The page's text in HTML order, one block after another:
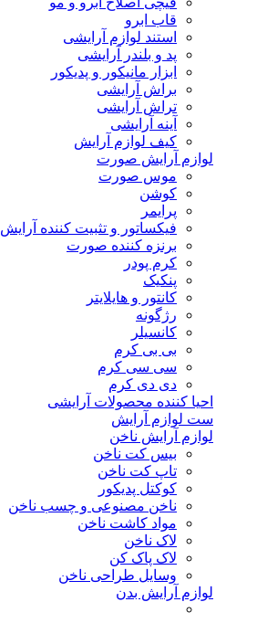
قاب ابرو
استند لوازم آرایشی
پد و بلندر آرایشی
ابزار مانیکور و پدیکور
براش آرایشی
تراش آرایشی
آینه آرایشی
کیف لوازم آرایش
لوازم آرایش صورت
موس صورت
کوشن
پرایمر
فیکساتور و تثبیت کننده آرایش
برنزه کننده صورت
کرم پودر
پنکیک
کانتور و هایلایتر
رژگونه
کانسیلر
بی بی کرم
سی سی کرم
دی دی کرم
احیا کننده محصولات آرایشی
ست لوازم آرایش
لوازم آرایش ناخن
بیس کت ناخن
تاپ کت ناخن
کوکتل پدیکور
ناخن مصنوعی و چسب ناخن
مواد کاشت ناخن
لاک ناخن
لاک پاک کن
وسایل طراحی ناخن
لوازم آرایش بدن